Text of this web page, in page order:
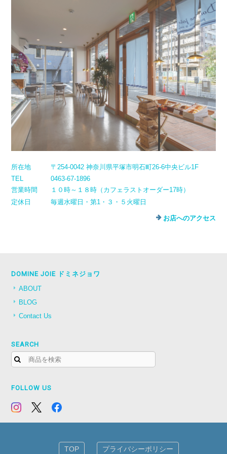
所在地
〒254-0042 神奈川県平塚市明石町26-6中央ビル1F
TEL
0463-67-1896
営業時間
１０時～１８時（カフェラストオーダー17時）
定休日
毎週水曜日・第1・３・５火曜日
お店へのアクセス
DOMINE JOIE ドミネジョワ
ABOUT
BLOG
Contact Us
SEARCH
FOLLOW US
TOP プライバシーポリシー